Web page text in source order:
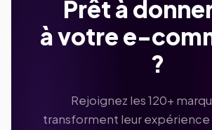
Prêt à
à votre e-
?
Rejoignez les 120+
transforment leur expérience